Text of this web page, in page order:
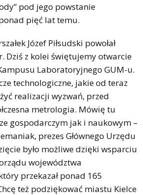
pod jego powstanie
pięć lat temu.
Józef Piłsudski powołał
Dziś z kolei świętujemy otwarcie
Laboratoryjnego GUM-u.
technologiczne, jakie od teraz
realizacji wyzwań, przed
metrologia. Mówię tu
gospodarczym jak i naukowym –
prezes Głównego Urzędu
było możliwe dzięki wsparciu
województwa
przekazał ponad 165
też podziękować miastu Kielce